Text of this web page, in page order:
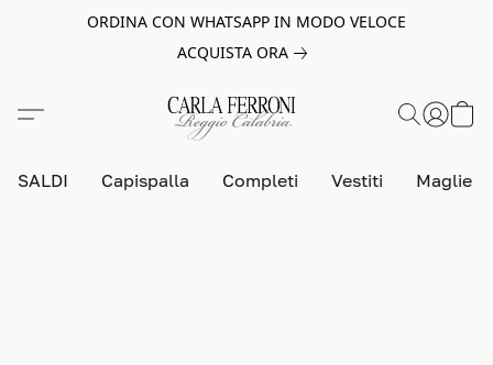
ORDINA CON WHATSAPP IN MODO VELOCE
ACQUISTA ORA
SALDI Capispalla Completi Vestiti Maglie e